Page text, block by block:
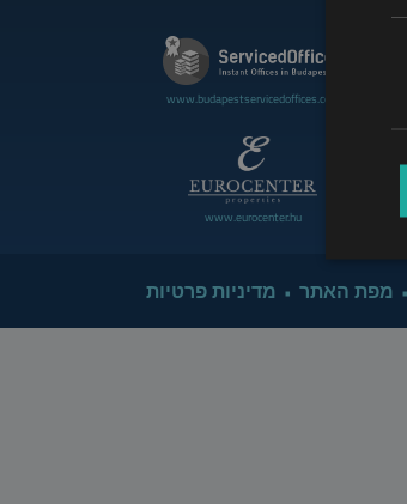
www.budapestservicedoffices.com
www.eurocenter.hu
מפת האתר מדיניות פרטיות